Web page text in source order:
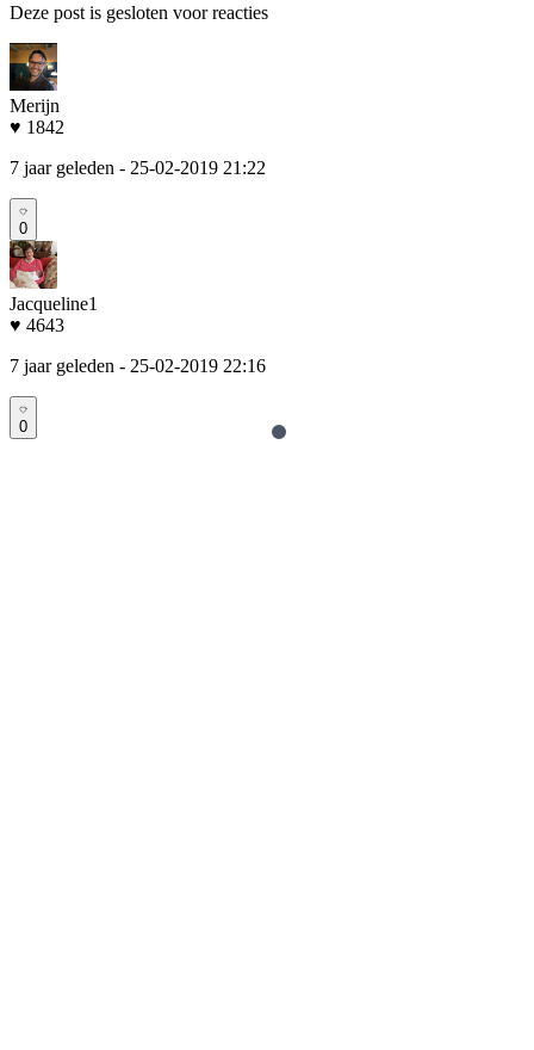
Deze post is gesloten voor reacties
Merijn
♥ 1842
7 jaar geleden - 25-02-2019 21:22
0
Jacqueline1
♥ 4643
7 jaar geleden - 25-02-2019 22:16
0